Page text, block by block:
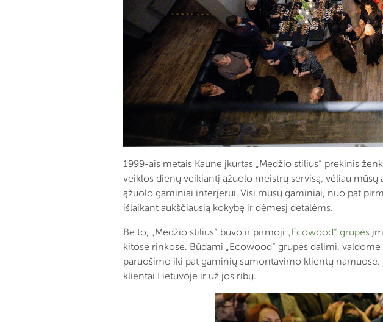
1999-ais metais Kaune įkurtas „Medžio stilius“ prekinis
veiklos dienų veikiantį ąžuolo meistrų servisą, vėliau
ąžuolo gaminiai interjerui. Visi mūsų gaminiai, nuo pat
išlaikant aukščiausią kokybę ir dėmesį detalėms.
Be to, „Medžio stilius“ buvo ir pirmoji „Ecowood“ grupės
kitose rinkose. Būdami „Ecowood“ grupės dalimi,
paruošimo iki pat gaminių sumontavimo klientų namuose.
klientai Lietuvoje ir už jos ribų.